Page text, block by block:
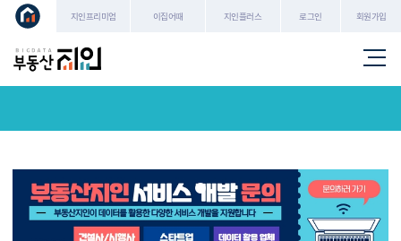
지인프리미엄 이집어때 지인플러스 로그인 회원가입